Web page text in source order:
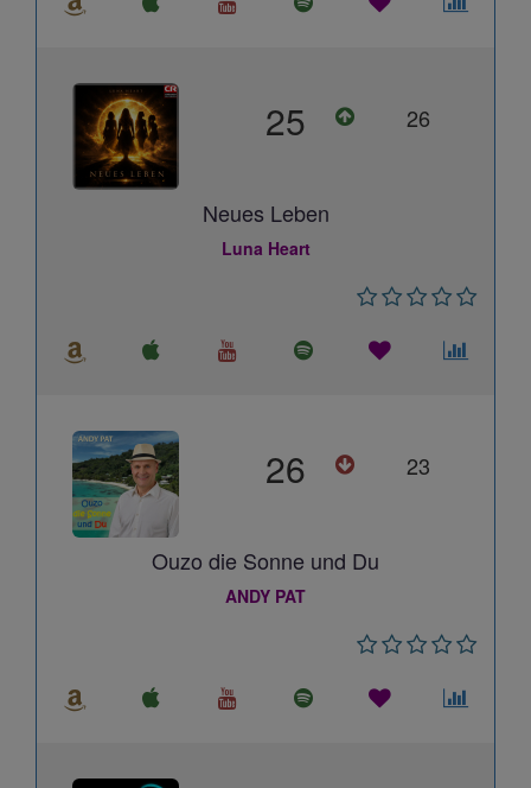
25 26
Neues Leben
Luna Heart
26 23
Ouzo die Sonne und Du
ANDY PAT